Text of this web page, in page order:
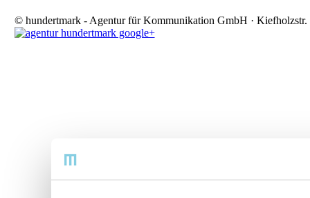
© hundertmark - Agentur für Kommunikation GmbH · Kiefholzstr.